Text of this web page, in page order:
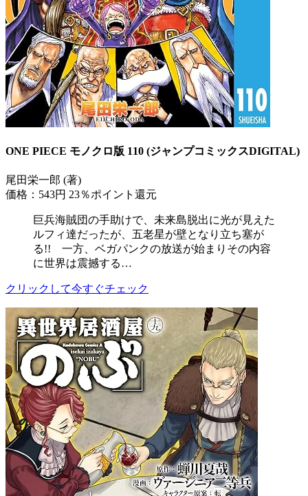
ONE PIECE モノクロ版 110 (ジャンプコミックスDIGITAL)
尾田栄一郎 (著)
価格：543円 23％ポイント還元
巨兵海賊団の手助けで、未来島脱出に光が見えた
ルフィ達だったが、五老星が壁となり立ち塞が
る!! 一方、ベガパンクの放送が始まりその内容
に世界は震撼する…
クリックして今すぐチェック